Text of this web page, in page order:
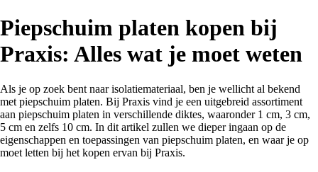
Piepschuim platen kopen bij
Praxis: Alles wat je moet weten
Als je op zoek bent naar isolatiemateriaal, ben je wellicht al bekend
met piepschuim platen. Bij Praxis vind je een uitgebreid assortiment
aan piepschuim platen in verschillende diktes, waaronder 1 cm, 3 cm,
5 cm en zelfs 10 cm. In dit artikel zullen we dieper ingaan op de
eigenschappen en toepassingen van piepschuim platen, en waar je op
moet letten bij het kopen ervan bij Praxis.